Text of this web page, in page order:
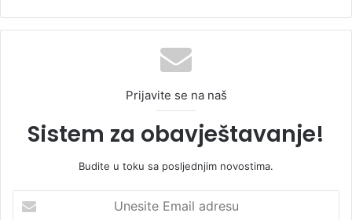
Prijavite se na naš
Sistem za obavještavanje!
Budite u toku sa posljednjim novostima.